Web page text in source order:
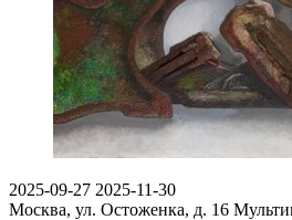
2025-09-27 2025-11-30
Москва, ул. Остоженка, д. 16